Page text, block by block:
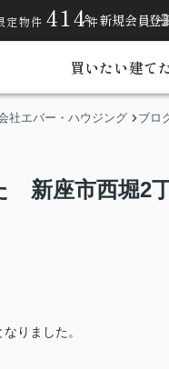
定物件 414件新規会員登
買いたい建て
社エバー・ハウジング ブロ
新座市西堀2
りました。